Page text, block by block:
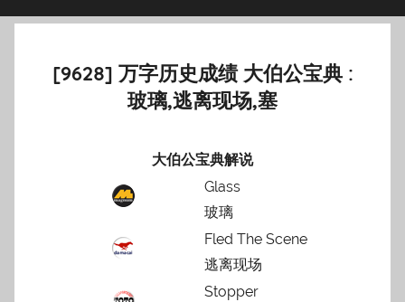
[9628] 万字历史成绩 大伯公宝典 :
玻璃,逃离现场,塞
大伯公宝典解说
Glass
玻璃
Fled The Scene
逃离现场
Stopper